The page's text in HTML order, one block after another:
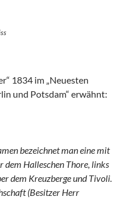
1834 im „Neuesten
und Potsdam“ erwähnt:
bezeichnet man eine mit
dem Halleschen Thore, links
dem Kreuzberge und Tivoli.
(Besitzer Herr